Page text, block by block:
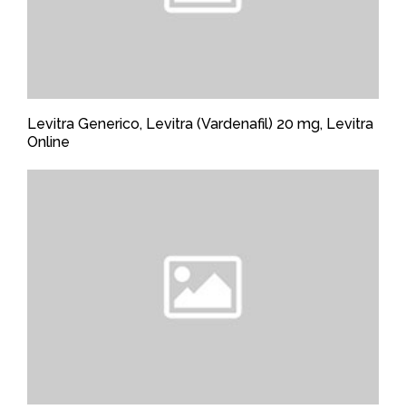
Levitra Generico, Levitra (Vardenafil) 20 mg, Levitra
Online